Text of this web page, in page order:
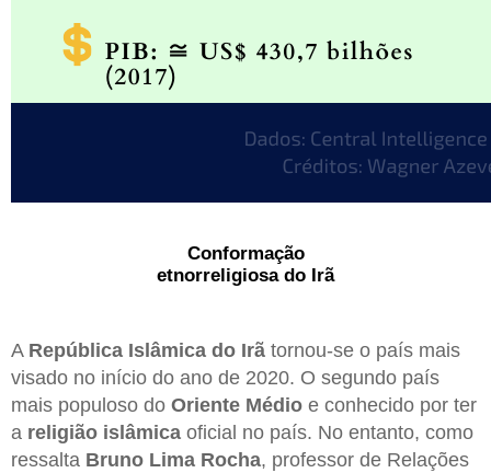
Conformação
etnorreligiosa do Irã
A República Islâmica do Irã tornou-se o país mais
visado no início do ano de 2020. O segundo país
mais populoso do Oriente Médio e conhecido por ter
a religião islâmica oficial no país. No entanto, como
ressalta Bruno Lima Rocha, professor de Relações